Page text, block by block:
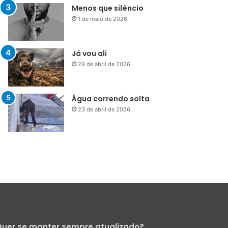
Menos que silêncio
1 de maio de 2026
Já vou ali
29 de abril de 2026
Água correndo solta
23 de abril de 2026